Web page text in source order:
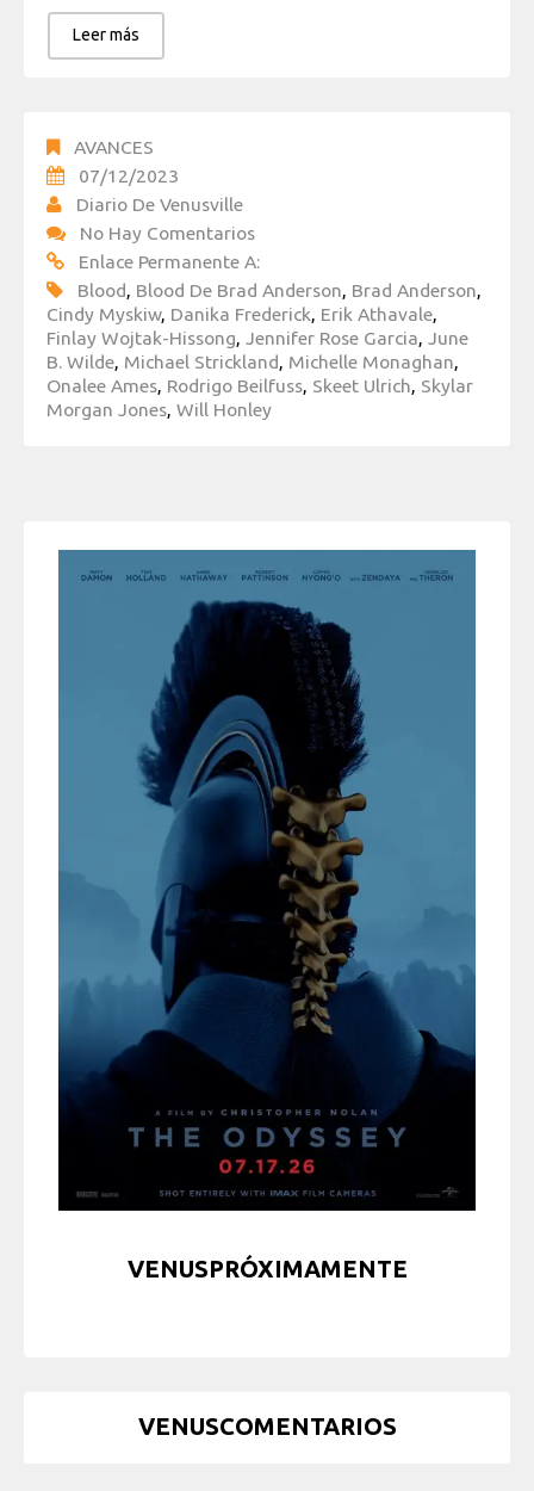
Leer más
AVANCES
07/12/2023
Diario De Venusville
No Hay Comentarios
Enlace Permanente A:
Blood, Blood De Brad Anderson, Brad Anderson,
Cindy Myskiw, Danika Frederick, Erik Athavale,
Finlay Wojtak-Hissong, Jennifer Rose Garcia, June
B. Wilde, Michael Strickland, Michelle Monaghan,
Onalee Ames, Rodrigo Beilfuss, Skeet Ulrich, Skylar
Morgan Jones, Will Honley
VENUSPRÓXIMAMENTE
VENUSCOMENTARIOS